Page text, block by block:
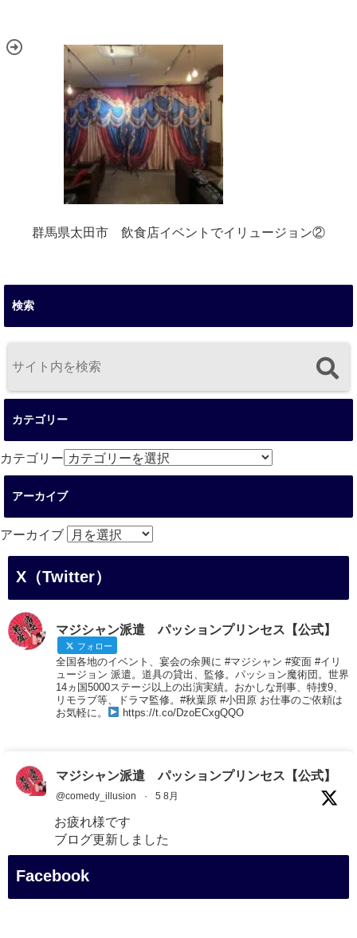
群馬県太田市 飲食店イベントでイリュージョン②
検索
カテゴリー
カテゴリー
アーカイブ
アーカイブ
X（Twitter）
マジシャン派遣 パッションプリンセス【公式】
フォロー
全国各地のイベント、宴会の余興に #マジシャン #変面 #イリ
ュージョン 派遣。道具の貸出、監修。パッション魔術団。世界
14ヵ国5000ステージ以上の出演実績。おかしな刑事、特捜9、
リモラブ等、ドラマ監修。#秋葉原 #小田原 お仕事のご依頼は
お気軽に。
https://t.co/DzoECxgQQO
マジシャン派遣 パッションプリンセス【公式】
@comedy_illusion · 5 8月
お疲れ様です
ブログ更新しました
「マジシャン和歌山旅 白浜町・三段壁展望台」
Facebook